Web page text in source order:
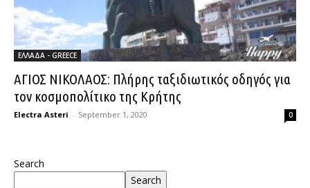
ΕΛΛΑΔΑ - GREECE
ΑΓΙΟΣ ΝΙΚΟΛΑΟΣ: Πλήρης ταξιδιωτικός οδηγός για
τον κοσμοπολίτικο της Κρήτης
Electra Asteri - September 1, 2020 0
Search
Search